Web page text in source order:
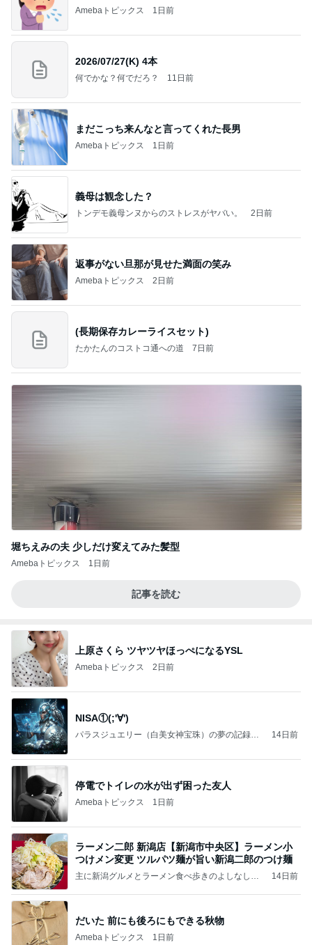
Amebaトピックス 1日前
2026/07/27(K) 4本
何でかな？何でだろ？ 11日前
まだこっち来んなと言ってくれた長男
Amebaトピックス 1日前
義母は観念した？
トンデモ義母ンヌからのストレスがヤバい。 2日前
返事がない旦那が見せた満面の笑み
Amebaトピックス 2日前
(長期保存カレーライスセット)
たかたんのコストコ通への道 7日前
堀ちえみの夫 少しだけ変えてみた髪型
Amebaトピックス 1日前
記事を読む
上原さくら ツヤツヤほっぺになるYSL
Amebaトピックス 2日前
NISA①(;'∀')
パラスジュエリー（白美女神宝珠）の夢の記録
14日前
停電でトイレの水が出ず困った友人
Amebaトピックス 1日前
ラーメン二郎 新潟店【新潟市中央区】ラーメン小
つけメン変更 ツルパツ麺が旨い新潟二郎のつけ麺
主に新潟グルメとラーメン食べ歩きのよしなしご
14日前
だいた 前にも後ろにもできる秋物
Amebaトピックス 1日前